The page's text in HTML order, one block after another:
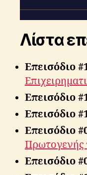
Λίστα
Επεισόδιο
Επεισόδιο
Επεισόδιο
Επεισόδιο
Πρωτογενής
Επεισόδιο